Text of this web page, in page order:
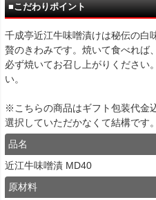
■こだわりポイント
千成亭近江牛味噌漬けは秘伝の白
贅のきわみです。焼いて食べれ
必ず焼いてお召し上がりください
い。
※こちらの商品はギフト包装代金
選択していただかなくて結構です。
品名
近江牛味噌漬 MD40
原材料